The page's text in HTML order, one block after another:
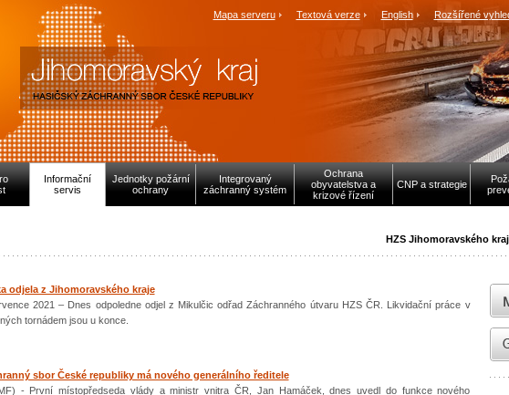
Mapa serveru Textová verze English Rozšířené
Informační
servis
Jednotky požární
ochrany
Integrovaný
záchranný systém
Ochrana
obyvatelstva a
krizové řízení
CNP a strategie
HZS Jihomoravského
odjela z Jihomoravského kraje
2021 – Dnes odpoledne odjel z Mikulčic odřad Záchranného útvaru HZS ČR. Likvidační práce v
tornádem jsou u konce.
sbor České republiky má nového generálního ředitele
- První místopředseda vlády a ministr vnitra ČR, Jan Hamáček, dnes uvedl do funkce nového